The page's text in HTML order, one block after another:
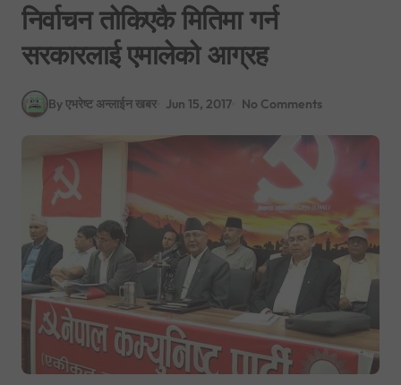
निर्वाचन तोकिएकै मितिमा गर्न
सरकारलाई एमालेको आग्रह
By एभरेष्ट अन्लाईन खबर Jun 15, 2017 No Comments